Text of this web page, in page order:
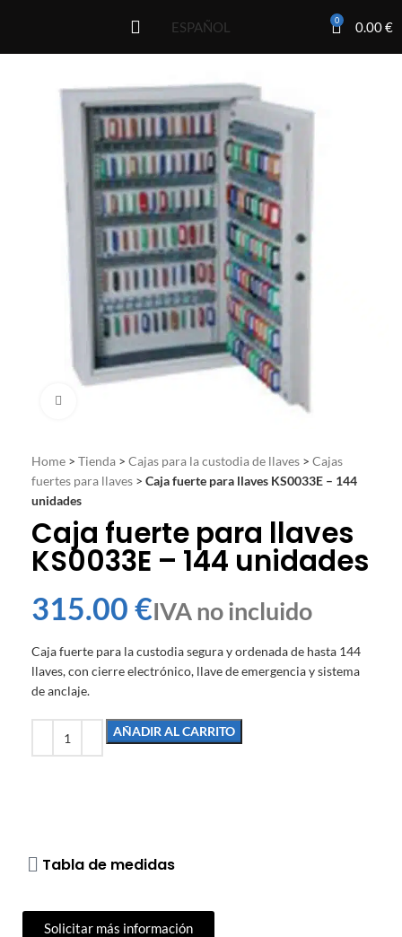
ESPAÑOL 0 0.00€
Home > Tienda > Cajas para la custodia de llaves > Cajas
fuertes para llaves > Caja fuerte para llaves KS0033E – 144
unidades
Caja fuerte para llaves
KS0033E – 144 unidades
€
Caja fuerte para la custodia segura y ordenada de hasta 144
llaves, con cierre electrónico, llave de emergencia y sistema
de anclaje.
AÑADIR AL CARRITO
Tabla de medidas
Solicitar más información